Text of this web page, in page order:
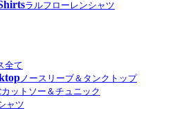
ラルフローレンシャツ
全て
ノースリーブ＆タンクトップ
カットソー＆チュニック
ャツ